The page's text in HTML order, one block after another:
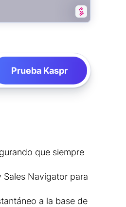
Prueba Kaspr
que siempre
Navigator para
a la base de